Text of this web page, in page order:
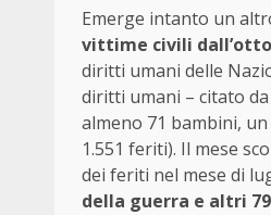
Emerge intanto un
vittime civili
diritti umani delle
diritti umani – citato
almeno 71 bambini,
1.551 feriti). Il mese
dei feriti nel mese di
della guerra e altri